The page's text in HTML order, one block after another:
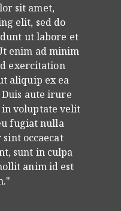
sit amet,
elit, sed do
ut labore et
enim ad minim
exercitation
aliquip ex ea
Duis aute irure
voluptate velit
fugiat nulla
occaecat
sunt in culpa
anim id est